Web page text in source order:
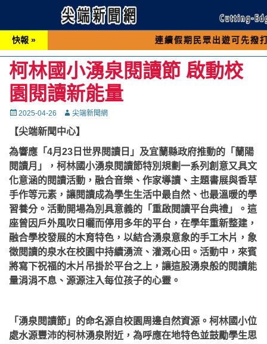
快報 » 連續假期民眾出遊可先撥打交通 「
柯林國小湧泉閱讀節 啟動校
園閱讀新能量
Posted
2025-04-26 Autor尖端新聞網
【尖端新聞中心】
為響應「4月23日世界閱讀日」及宜蘭縣政府推動的「蘭陽
閱讀月」，柯林國小湧泉閱讀節特別規劃一系列創意又具文
化意涵的閱讀活動，融合音樂、作家導讀、主題書展與香草
手作等元素，讓閱讀成為學生生活中最自然、也最溫暖的學
習養分。活動開場為別具意義的「重啟閱讀平台典禮」。這
座曾因戶外風吹日曬而停用多年的平台，在學年重新整建，
融合學校發展的木育特色，以結合湧泉意象的手工木片，象
徵閱讀的泉水在校園中持續湧流、灌溉心田。活動中，來賓
將寫下祝福的木片吊掛於平台之上，讓這股湧泉般的閱讀能
量涓涓不息、源源注入每位孩子的心靈。
「湧泉閱讀節」的命名源自校園周邊自然資源。柯林國小位
處水源豐沛的柯林湧泉附近，為呼應在地特色並鼓勵學生思